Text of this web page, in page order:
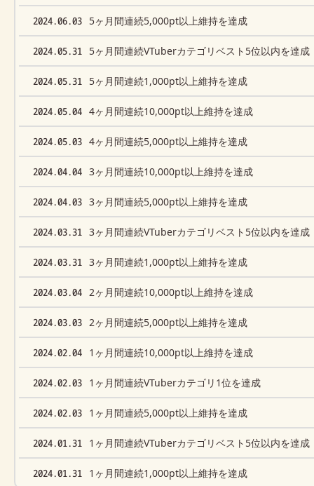
2024.06.03 5ヶ月間連続5,000pt以上維持を達成
2024.05.31 5ヶ月間連続VTuberカテゴリベスト5位以内を達成
2024.05.31 5ヶ月間連続1,000pt以上維持を達成
2024.05.04 4ヶ月間連続10,000pt以上維持を達成
2024.05.03 4ヶ月間連続5,000pt以上維持を達成
2024.04.04 3ヶ月間連続10,000pt以上維持を達成
2024.04.03 3ヶ月間連続5,000pt以上維持を達成
2024.03.31 3ヶ月間連続VTuberカテゴリベスト5位以内を達成
2024.03.31 3ヶ月間連続1,000pt以上維持を達成
2024.03.04 2ヶ月間連続10,000pt以上維持を達成
2024.03.03 2ヶ月間連続5,000pt以上維持を達成
2024.02.04 1ヶ月間連続10,000pt以上維持を達成
2024.02.03 1ヶ月間連続VTuberカテゴリ1位を達成
2024.02.03 1ヶ月間連続5,000pt以上維持を達成
2024.01.31 1ヶ月間連続VTuberカテゴリベスト5位以内を達成
2024.01.31 1ヶ月間連続1,000pt以上維持を達成